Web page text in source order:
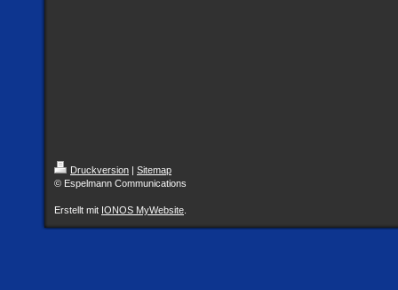
Druckversion | Sitemap
© Espelmann Communications
Erstellt mit IONOS MyWebsite